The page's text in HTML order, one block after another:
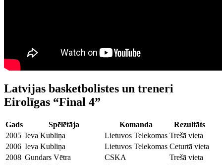
Latvijas basketbolistes un treneri
Eirolīgas “Final 4”
Gads Spēlētāja Komanda
Rezultāts
2005 Ieva Kubliņa Lietuvos Telekomas Trešā vieta
2006 Ieva Kubliņa Lietuvos Telekomas Ceturtā vieta
2008 Gundars Vētra CSKA
Trešā vieta